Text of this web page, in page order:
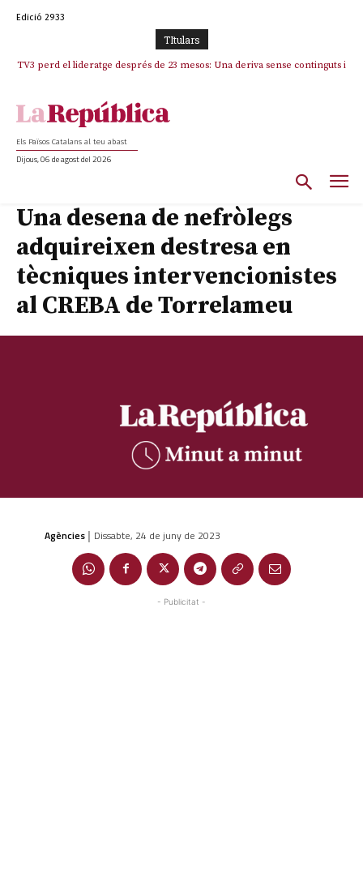
Edició 2933
TItulars
TV3 perd el lideratge després de 23 mesos: Una deriva sense continguts i
Els Països Catalans al teu abast
Dijous, 06 de agost del 2026
Una desena de nefròlegs
adquireixen destresa en
tècniques intervencionistes
al CREBA de Torrelameu
Agències | Dissabte, 24 de juny de 2023
- Publicitat -